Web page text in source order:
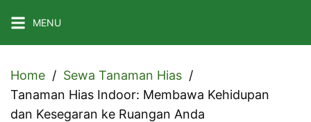
to
MENU
Home
Sewa Tanaman Hias
Tanaman Hias Indoor: Membawa Kehidupan
dan Kesegaran ke Ruangan Anda